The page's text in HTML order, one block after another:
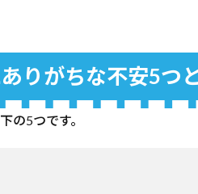
りがちな不安5つ
の5つです。